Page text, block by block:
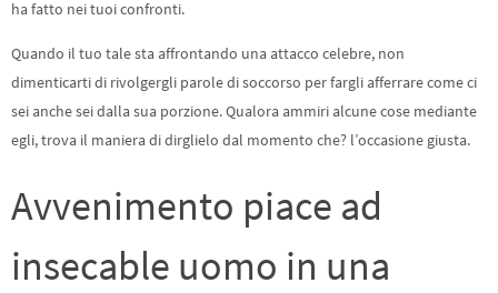
ha fatto nei tuoi confronti.
Quando il tuo tale sta affrontando una attacco celebre, non
dimenticarti di rivolgergli parole di soccorso per fargli afferrare come ci
sei anche sei dalla sua porzione. Qualora ammiri alcune cose mediante
egli, trova il maniera di dirglielo dal momento che? l’occasione giusta.
Avvenimento piace ad
insecable uomo in una